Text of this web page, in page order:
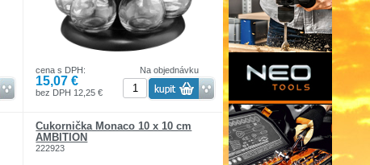
Na objednávku
cena s DPH:
15,07 €
bez DPH 12,25 €
Cukornička Monaco 10 x 10 cm
AMBITION
222923